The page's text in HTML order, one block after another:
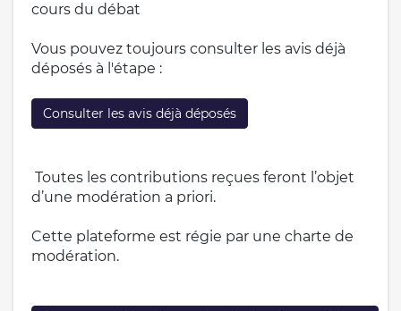
cours du débat
Vous pouvez toujours consulter les avis déjà
déposés à l'étape :
Consulter les avis déjà déposés
Toutes les contributions reçues feront l’objet
d’une modération a priori.
Cette plateforme est régie par une charte de
modération.